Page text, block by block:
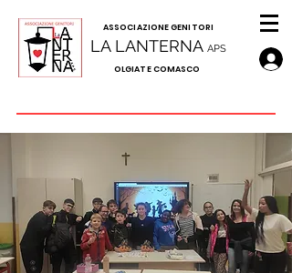
LA LANTERNA APS
ASSOCIAZIONE GENITORI
OLGIATE COMASCO